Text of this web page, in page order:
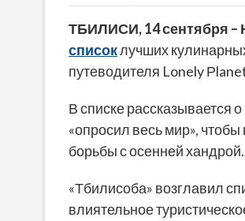
ТБИЛИСИ, 14 сентября –
списоклучших
путеводителя Lonely
В списке рассказывается
«опросил весь мир»,
борьбы с осенней хандрой.
«Тбилисоба» возглавил
влиятельное